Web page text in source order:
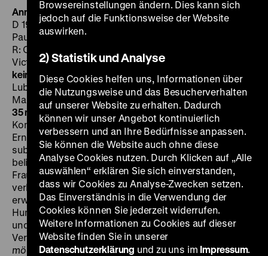
Anna Müller-Lincke kandidiert
D 1919, R: Werner Sinn, D: Anna Müller-Lincke, Herbert
Paulmüller, 13‘· 35 mm
R: Carl Heinz Wolff, D: Lea Lara, Anna Müller-Lincke,
Victor Janson, Ernst Pittschau, 28‘· 35 mm
kein Mann seinD 1918, R: Ernst Lubitsch, B: Ernst
Lubitsch, Hanns Kräly, D: Ossi Oswalda, Curt Goetz,
Margarethe Kupfer, Victor Janson, Ferry Sikla, 45‘·
35 mm SA 26.11. um 19 Uhr · Am Flügel: Peter Gotthardt
Komödien können sich über das lustig machen, was im
Ernst kein Thema sein kann. Darin liegt ihre mitunter
subversive Qualität. Beispielhaft dafür sind die
beliebten Verwechslungskomödien, in denen sich
Frauen als Männer verkleiden: Wenn sich diese
verkleideten Frauen in Männer verlieben und ihre Liebe
erwidert wird, kann dies der Ausdruck eines schrägen
Humors sein, der mit dem Tabu der Homosexualität
und des Transvestismus kokettiert und für eine
Verwirrung der Geschlechterverhältnisse sorgt. In
möchte kein Mann sein, entstanden am Vorabend der
Browsereinstellungen ändern. Dies kann sich
jedoch auf die Funktionsweise der Website
auswirken.
2) Statistik und Analyse
Diese Cookies helfen uns, Informationen über
die Nutzungsweise und das Besucherverhalten
auf unserer Website zu erhalten. Dadurch
können wir unser Angebot kontinuierlich
verbessern und an Ihre Bedürfnisse anpassen.
Sie können die Website auch ohne diese
Analyse Cookies nutzen. Durch Klicken auf „Alle
auswählen“ erklären Sie sich einverstanden,
dass wir Cookies zu Analyse-Zwecken setzen.
Das Einverständnis in die Verwendung der
Cookies können Sie jederzeit widerrufen.
Weitere Informationen zu Cookies auf dieser
Website finden Sie in unserer
Datenschutzerklärung und zu uns im Impressum.